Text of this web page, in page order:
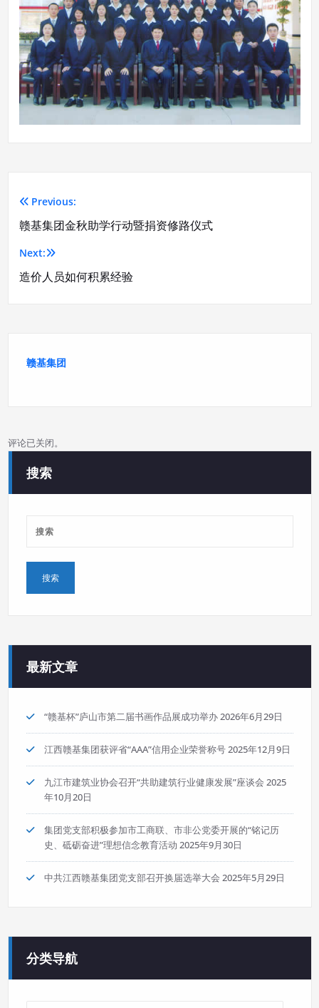
文
章
导
Previous:
赣基集团金秋助学行动暨捐资修路仪式
Next:
造价人员如何积累经验
赣基集团
评论已关闭。
搜索
最新文章
“赣基杯”庐山市第二届书画作品展成功举办2026年6月29日
江西赣基集团获评省“AAA”信用企业荣誉称号2025年12月9日
九江市建筑业协会召开“共助建筑行业健康发展”座谈会 2025
年10月20日
集团党支部积极参加市工商联、市非公党委开展的“铭记历
史、砥砺奋进”理想信念教育活动 2025年9月30日
中共江西赣基集团党支部召开换届选举大会 2025年5月29日
分类导航